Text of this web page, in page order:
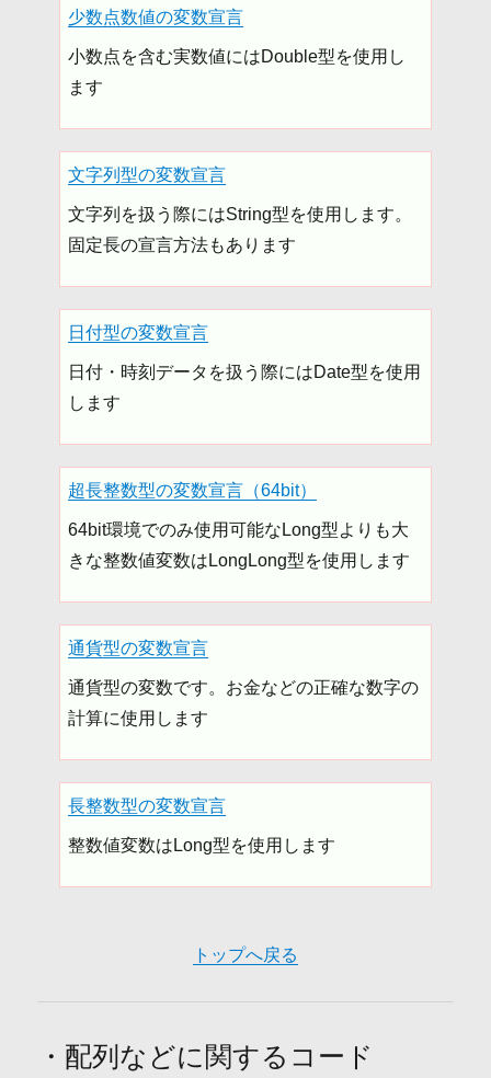
少数点数値の変数宣言
小数点を含む実数値にはDouble型を使用し
ます
文字列型の変数宣言
文字列を扱う際にはString型を使用します。
固定長の宣言方法もあります
日付型の変数宣言
日付・時刻データを扱う際にはDate型を使用
します
超長整数型の変数宣言（64bit）
64bit環境でのみ使用可能なLong型よりも大
きな整数値変数はLongLong型を使用します
通貨型の変数宣言
通貨型の変数です。お金などの正確な数字の
計算に使用します
長整数型の変数宣言
整数値変数はLong型を使用します
トップへ戻る
・配列などに関するコード